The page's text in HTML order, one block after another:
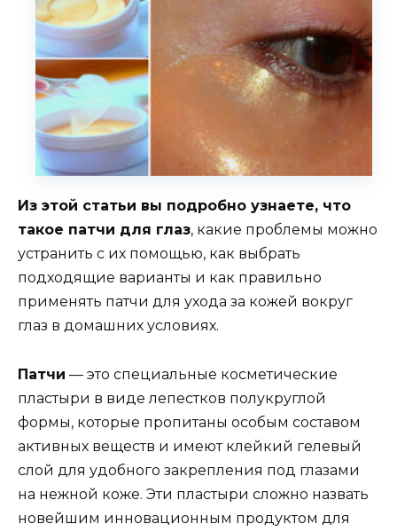
Из этой статьи вы подробно узнаете, что
такое патчи для глаз, какие проблемы можно
устранить с их помощью, как выбрать
подходящие варианты и как правильно
применять патчи для ухода за кожей вокруг
глаз в домашних условиях.
Патчи — это специальные косметические
пластыри в виде лепестков полукруглой
формы, которые пропитаны особым составом
активных веществ и имеют клейкий гелевый
слой для удобного закрепления под глазами
на нежной коже. Эти пластыри сложно назвать
новейшим инновационным продуктом для